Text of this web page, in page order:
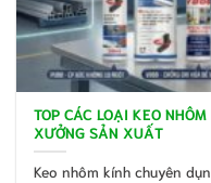
TOP CÁC LOẠI KEO
XƯỞNG SẢN XUẤT
Keo nhôm kính chuyên